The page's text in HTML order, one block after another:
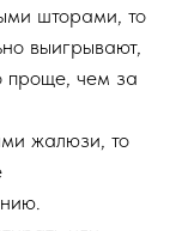
шторами, то
выигрывают,
проще, чем за
жалюзи, то